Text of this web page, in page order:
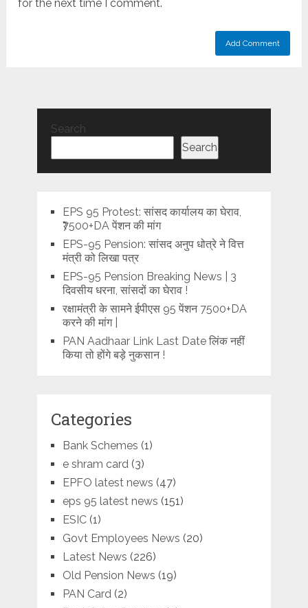
for the next time I comment.
Search
Search
EPS 95 Protest: सांसद कार्यालय का घेराव,
₹7500+DA पेंशन की मांग
EPS-95 Pension: सांसद अनुप धोत्रे ने वित्त
मंत्री को लिखा पत्र
EPS-95 Pension Breaking News | 3
दिवसीय धरना, सांसदों का घेराव !
रक्षामंत्री के सामने ईपीएस 95 पेंशन 7500+DA
करने की मांग |
PAN Aadhaar Link Last Date लिंक नहीं
किया तो होंगे बड़े नुकसान !
Categories
Bank Schemes (1)
e shram card(3)
EPFO latest news (47)
eps 95 latest news (151)
ESIC(1)
Govt Employees News (20)
Latest News (226)
Old Pension News (19)
PAN Card(2)